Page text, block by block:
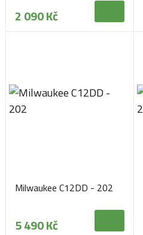
2 090 Kč
Milwaukee C12DD - 202
5 490 Kč